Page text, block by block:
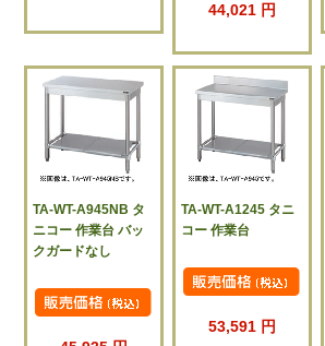
44,021 円
TA-WT-A945NB タ
ニコー 作業台 バッ
クガードなし
TA-WT-A1245 タニ
コー 作業台
53,591 円